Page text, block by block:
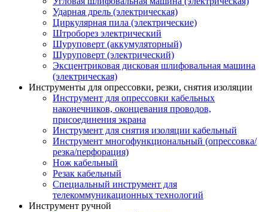
Ударная дрель (электрическая)
Циркулярная пила (электрические)
Штроборез электрический
Шуруповерт (аккумуляторный)
Шуруповерт (электрический)
Эксцентриковая дисковая шлифовальная машина
(электрическая)
Инструменты для опрессовки, резки, снятия изоляции
Инструмент для опрессовки кабельных
наконечников, оконцевания проводов,
присоединения экрана
Инструмент для снятия изоляции кабельный
Инструмент многофункциональный (опрессовка/
резка/перфорация)
Нож кабельный
Резак кабельный
Специальный инструмент для
телекоммуникационных технологий
Инструмент ручной